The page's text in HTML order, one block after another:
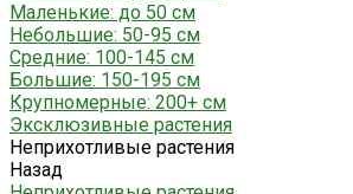
Маленькие: до 50 см
Небольшие: 50-95 см
Средние: 100-145 см
Большие: 150-195 см
Крупномерные: 200+ см
Эксклюзивные растения
Неприхотливые растения
Назад